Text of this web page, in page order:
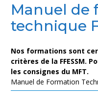
Manuel de
technique
Nos formations sont
critères de la FFESSM.
les consignes du MFT.
Manuel de Formation